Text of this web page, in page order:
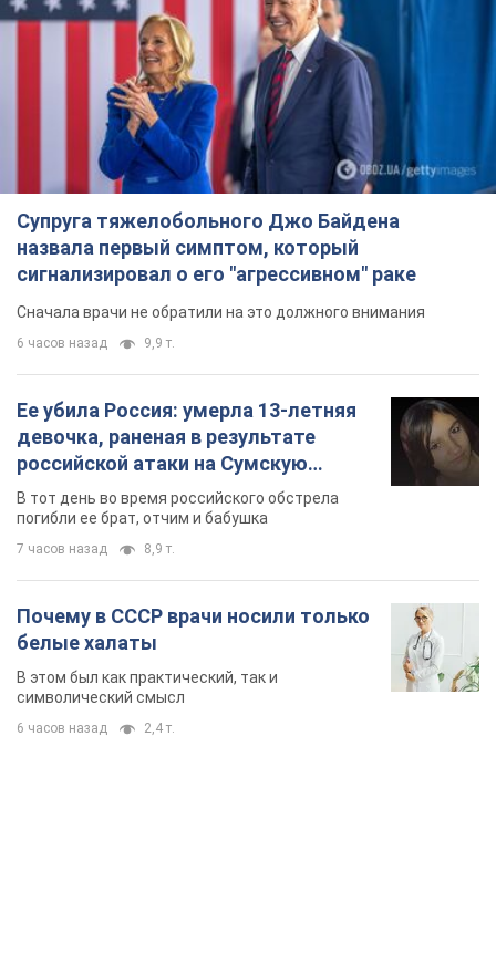
Супруга тяжелобольного Джо Байдена
назвала первый симптом, который
сигнализировал о его "агрессивном" раке
Сначала врачи не обратили на это должного внимания
6 часов назад 9,9 т.
Ее убила Россия: умерла 13-летняя
девочка, раненая в результате
российской атаки на Сумскую
область. Фото
В тот день во время российского обстрела
погибли ее брат, отчим и бабушка
7 часов назад 8,9 т.
Почему в СССР врачи носили только
белые халаты
В этом был как практический, так и
символический смысл
6 часов назад 2,4 т.